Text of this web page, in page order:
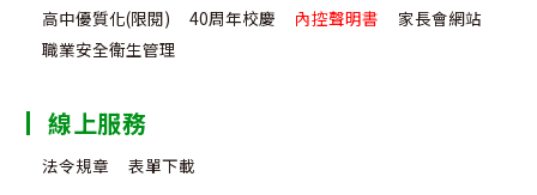
高中優質化(限閱)
40周年校慶 內控聲明書
家長會網站
職業安全衛生管理
線上服務
法令規章 表單下載